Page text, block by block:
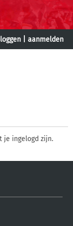
aanmelden
je ingelogd zijn.